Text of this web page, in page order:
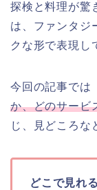
探検と料理が驚
は、ファンタジ
クな形で表現し
今回の記事では
か、どのサービ
じ、見どころな
どこで見れ